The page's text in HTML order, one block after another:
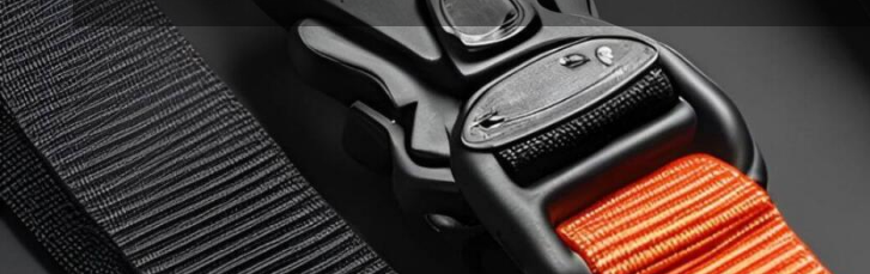
نمایش دهید 9
12
18
24